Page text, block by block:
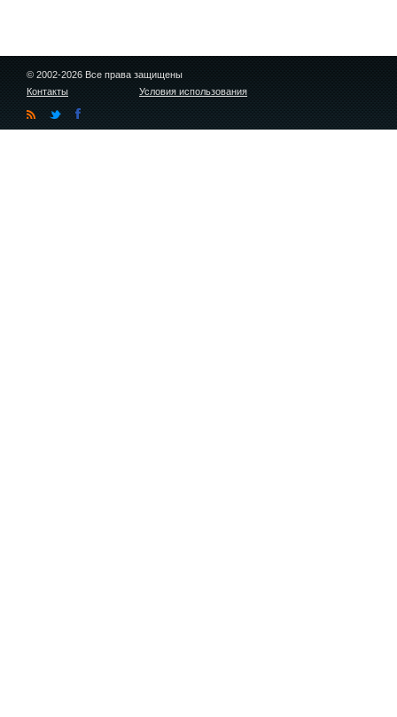
© 2002-2026 Все права защищены
Контакты
Условия использования